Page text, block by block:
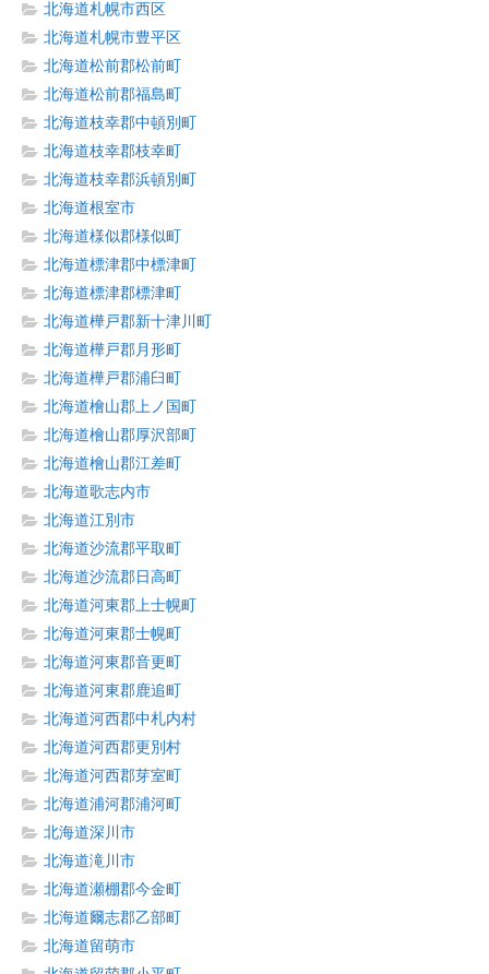
北海道札幌市西区
北海道札幌市豊平区
北海道松前郡松前町
北海道松前郡福島町
北海道枝幸郡中頓別町
北海道枝幸郡枝幸町
北海道枝幸郡浜頓別町
北海道根室市
北海道様似郡様似町
北海道標津郡中標津町
北海道標津郡標津町
北海道樺戸郡新十津川町
北海道樺戸郡月形町
北海道樺戸郡浦臼町
北海道檜山郡上ノ国町
北海道檜山郡厚沢部町
北海道檜山郡江差町
北海道歌志内市
北海道江別市
北海道沙流郡平取町
北海道沙流郡日高町
北海道河東郡上士幌町
北海道河東郡士幌町
北海道河東郡音更町
北海道河東郡鹿追町
北海道河西郡中札内村
北海道河西郡更別村
北海道河西郡芽室町
北海道浦河郡浦河町
北海道深川市
北海道滝川市
北海道瀬棚郡今金町
北海道爾志郡乙部町
北海道留萌市